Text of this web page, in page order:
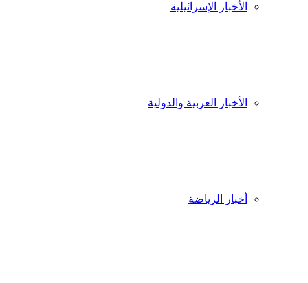
الأخبار الإسرائيلية
الأخبار العربية والدولية
أخبار الرياضة